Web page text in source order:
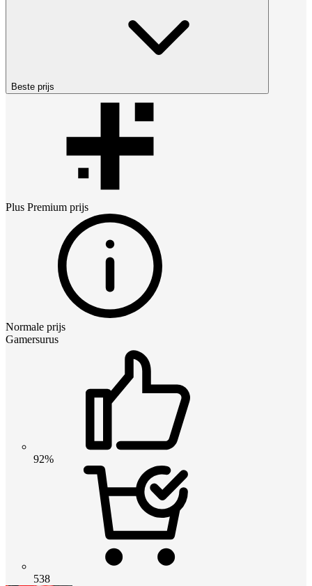
Beste prijs
Plus Premium prijs
Normale prijs
Gamersurus
92%
538